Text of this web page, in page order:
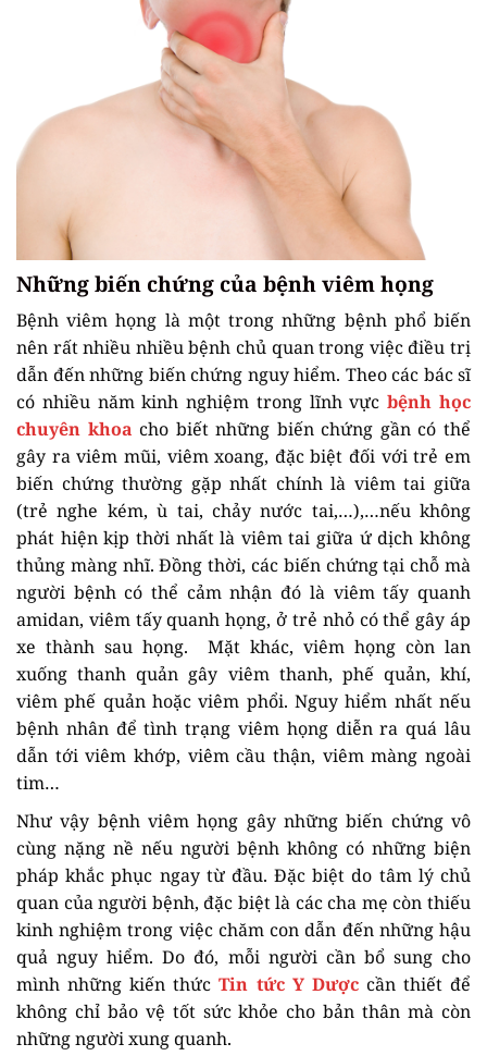
Những biến chứng của bệnh viêm họng
Bệnh viêm họng là một trong những bệnh phổ biến
nên rất nhiều nhiều bệnh chủ quan trong việc điều trị
dẫn đến những biến chứng nguy hiểm. Theo các bác sĩ
có nhiều năm kinh nghiệm trong lĩnh vựcbệnh học
chuyên khoa cho biết những biến chứng gần có thể
gây ra viêm mũi, viêm xoang, đặc biệt đối với trẻ em
biến chứng thường gặp nhất chính là viêm tai giữa
(trẻ nghe kém, ù tai, chảy nước tai,…),…nếu không
phát hiện kịp thời nhất là viêm tai giữa ứ dịch không
thủng màng nhĩ. Đồng thời, các biến chứng tại chỗ mà
người bệnh có thể cảm nhận đó là viêm tấy quanh
amidan, viêm tấy quanh họng, ở trẻ nhỏ có thể gây áp
xe thành sau họng. Mặt khác, viêm họng còn lan
xuống thanh quản gây viêm thanh, phế quản, khí,
viêm phế quản hoặc viêm phổi. Nguy hiểm nhất nếu
bệnh nhân để tình trạng viêm họng diễn ra quá lâu
dẫn tới viêm khớp, viêm cầu thận, viêm màng ngoài
tim…
Như vậy bệnh viêm họng gây những biến chứng vô
cùng nặng nề nếu người bệnh không có những biện
pháp khắc phục ngay từ đầu. Đặc biệt do tâm lý chủ
quan của người bệnh, đặc biệt là các cha mẹ còn thiếu
kinh nghiệm trong việc chăm con dẫn đến những hậu
quả nguy hiểm. Do đó, mỗi người cần bổ sung cho
mình những kiến thứcTin tức Y Dược cần thiết để
không chỉ bảo vệ tốt sức khỏe cho bản thân mà còn
những người xung quanh.